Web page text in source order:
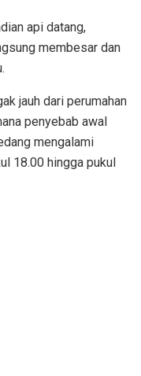
api datang,
membesar dan
jauh dari perumahan
penyebab awal
mengalami
18.00 hingga pukul